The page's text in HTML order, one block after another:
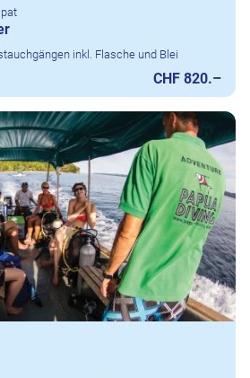
inkl. Flasche und Blei
CHF 820.–